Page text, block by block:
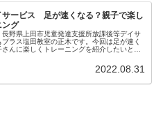
サービス 足が速くなる？親子で楽し
ング
長野県上田市児童発達支援所放課後等デイサ
プラス塩田教室の正木です。今回は足が速く
んに楽しくトレーニングを紹介したいと思
2022.08.31